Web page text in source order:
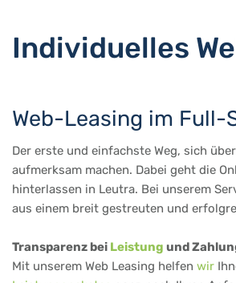
Individuelles
Web-Leasing im Full-
Der erste und einfachste Weg, sich
aufmerksam machen. Dabei geht die
hinterlassen in Leutra. Bei unserem
aus einem breit gestreuten und
Transparenz bei Leistung und
Mit unserem Web Leasing helfen wir